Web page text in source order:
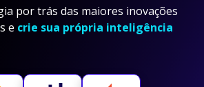
por trás das maiores inovações
e crie sua própria inteligência